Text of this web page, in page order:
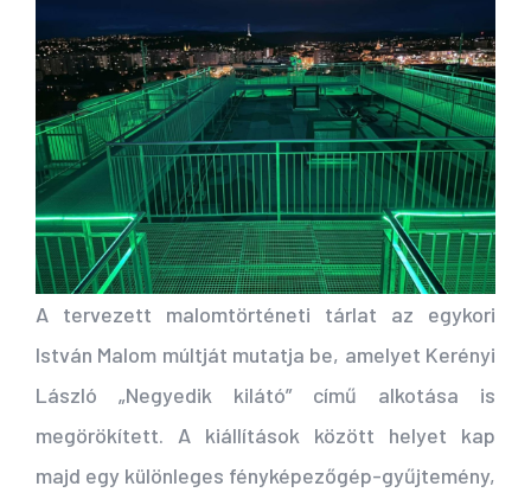
A tervezett malomtörténeti tárlat az egykori
István Malom múltját mutatja be, amelyet Kerényi
László „Negyedik kilátó” című alkotása is
megörökített. A kiállítások között helyet kap
majd egy különleges fényképezőgép-gyűjtemény,